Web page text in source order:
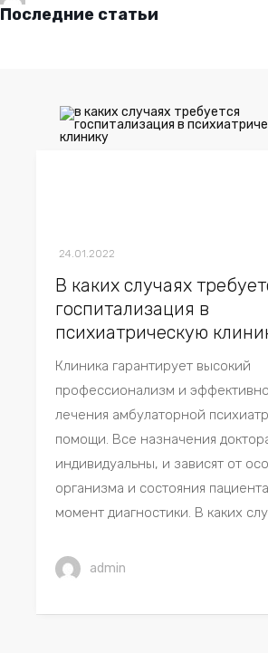
Последние статьи
24.01.2022
В каких случаях
госпитализация в
психиатрическую
Клиника гарантирует высокий
профессионализм и
лечения амбулаторной
помощи. Все назначения
индивидуальны, и зависят от
организма и состояния
момент диагностики. В каких
admin